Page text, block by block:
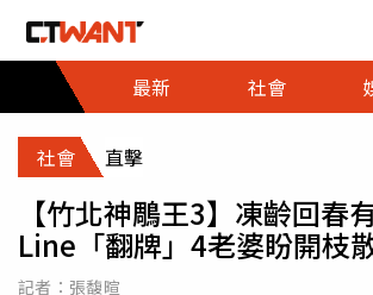
最新
社會
社會 直擊
【竹北神鵰王3】凍齡回春
Line「翻牌」4老婆盼開枝
記者： 張馥暄